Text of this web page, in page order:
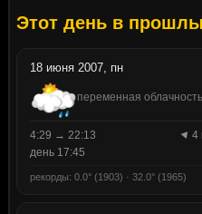
Этот день в
18 июня 2007, пн
переменная
4:29 → 22:13
4
день 17:45
рекорды: 0.0° (1903) · 32.0° (1965)